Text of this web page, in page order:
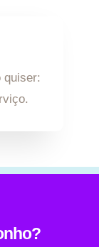
quiser: